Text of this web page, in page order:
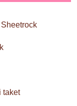
taket